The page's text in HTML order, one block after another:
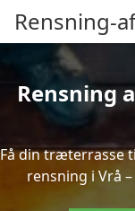
Rensning-
Rensning
Få din træterrasse
rensning i Vrå